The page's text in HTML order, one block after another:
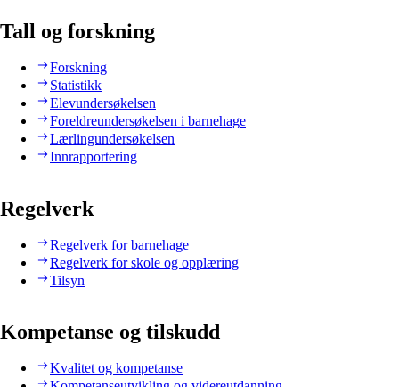
Tall og forskning
Forskning
Statistikk
Elevundersøkelsen
Foreldreundersøkelsen i barnehage
Lærlingundersøkelsen
Innrapportering
Regelverk
Regelverk for barnehage
Regelverk for skole og opplæring
Tilsyn
Kompetanse og tilskudd
Kvalitet og kompetanse